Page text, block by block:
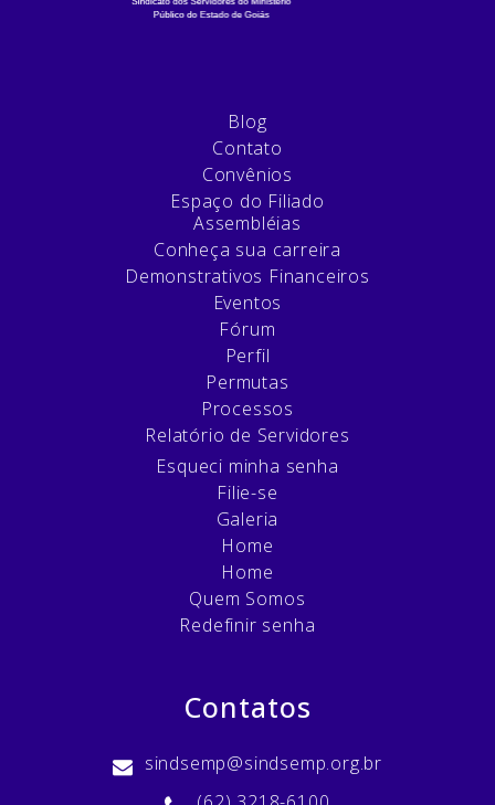
Blog
Contato
Convênios
Espaço do Filiado
Assembléias
Conheça sua carreira
Demonstrativos Financeiros
Eventos
Fórum
Perfil
Permutas
Processos
Relatório de Servidores
Esqueci minha senha
Filie-se
Galeria
Home
Home
Quem Somos
Redefinir senha
Contatos
sindsemp@sindsemp.org.br